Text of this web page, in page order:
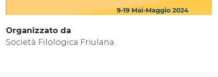
Organizzato da
Società Filologica Friulana